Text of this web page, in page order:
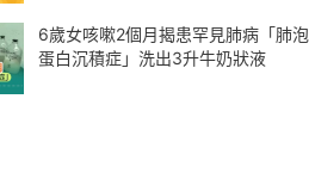
6歲女咳嗽2個月揭患罕見肺病「肺泡
蛋白沉積症」洗出3升牛奶狀液